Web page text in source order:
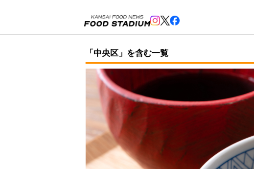
「中央区」を含む一覧